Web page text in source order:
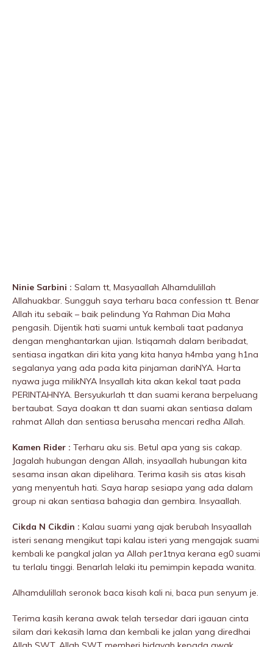
Ninie Sarbini : Salam tt, Masyaallah Alhamdulillah
Allahuakbar. Sungguh saya terharu baca confession tt. Benar
Allah itu sebaik – baik peIindung Ya Rahman Dia Maha
pengasih. Dijentik hati suami untuk kembali taat padanya
dengan menghantarkan ujian. Istiqamah dalam beribadat,
sentiasa ingatkan diri kita yang kita hanya h4mba yang h1na
segalanya yang ada pada kita pinjaman dariNYA. Harta
nyawa juga milikNYA Insyallah kita akan kekal taat pada
PERINTAHNYA. Bersyukurlah tt dan suami kerana berpeluang
bertaubat. Saya doakan tt dan suami akan sentiasa dalam
rahmat Allah dan sentiasa berusaha mencari redha Allah.
Kamen Rider : Terharu aku sis. Betul apa yang sis cakap.
Jagalah hubungan dengan Allah, insyaallah hubungan kita
sesama insan akan dipelihara. Terima kasih sis atas kisah
yang menyentuh hati. Saya harap sesiapa yang ada dalam
group ni akan sentiasa bahagia dan gembira. Insyaallah.
Cikda N Cikdin : Kalau suami yang ajak berubah Insyaallah
isteri senang mengikut tapi kalau isteri yang mengajak suami
kembali ke pangkal jalan ya Allah per1tnya kerana eg0 suami
tu terlalu tinggi. Benarlah lelaki itu pemimpin kepada wanita.
Alhamdulillah seronok baca kisah kali ni, baca pun senyum je.
Terima kasih kerana awak telah tersedar dari igauan cinta
silam dari kekasih lama dan kembali ke jalan yang diredhai